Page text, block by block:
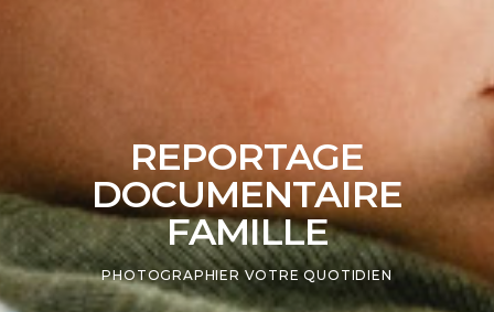
REPORTAGE
DOCUMENTAIRE
FAMILLE
PHOTOGRAPHIER VOTRE QUOTIDIEN